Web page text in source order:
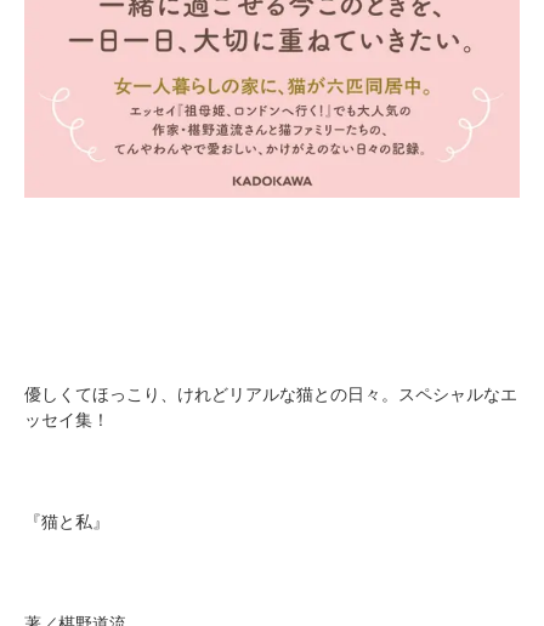
優しくてほっこり、けれどリアルな猫との日々。スペシャルなエ
ッセイ集！
『猫と私』